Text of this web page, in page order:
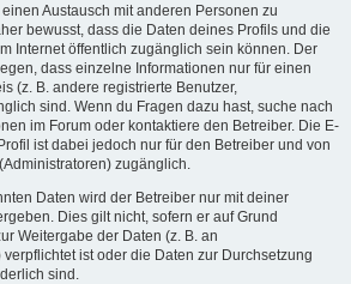
Austausch mit anderen Personen zu
bewusst, dass die Daten deines Profils und die
Internet öffentlich zugänglich sein können. Der
dass einzelne Informationen nur für einen
(z. B. andere registrierte Benutzer,
sind. Wenn du Fragen dazu hast, suche nach
im Forum oder kontaktiere den Betreiber. Die E-
ist dabei jedoch nur für den Betreiber und von
zugänglich.
Daten wird der Betreiber nur mit deiner
Dies gilt nicht, sofern er auf Grund
Weitergabe der Daten (z. B. an
ist oder die Daten zur Durchsetzung
sind.